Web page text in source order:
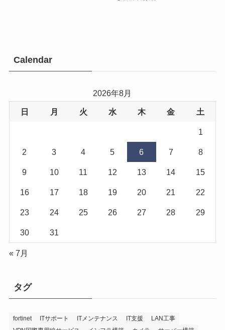
Calendar
2026年8月
日 月 火 水 木 金 土
1
2 3 4 5 6 7 8
9 10 11 12 13 14 15
16 17 18 19 20 21 22
23 24 25 26 27 28 29
30 31
« 7月
タグ
fortinet ITサポート ITメンテナンス IT支援
LAN工事